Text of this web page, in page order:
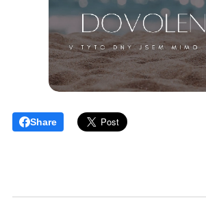
Share